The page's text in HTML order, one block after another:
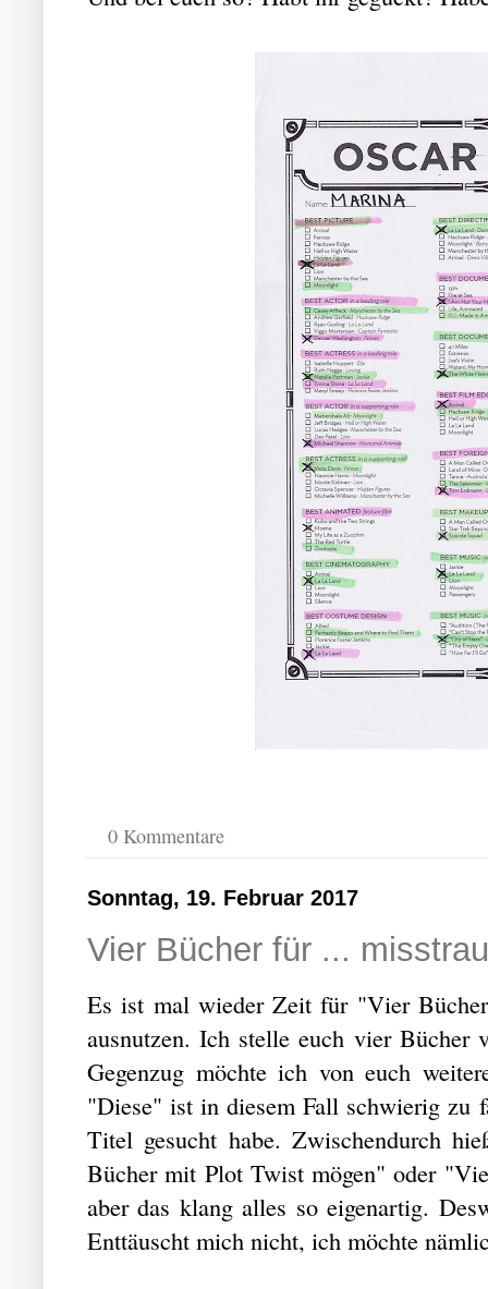
0 Kommentare
Sonntag, 19. Februar 2017
Vier Bücher für ...
Es ist mal wieder Zeit für "Vier
ausnutzen. Ich stelle euch vier Bücher
Gegenzug möchte ich von euch
"Diese" ist in diesem Fall schwierig zu
Titel gesucht habe. Zwischendurch
Bücher mit Plot Twist mögen" oder
aber das klang alles so eigenartig.
Enttäuscht mich nicht, ich möchte